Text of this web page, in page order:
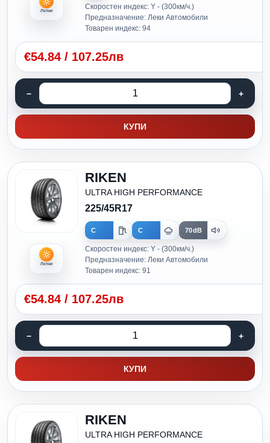
Летни
Скоростен индекс: Y - (300км/ч.)
Предназначение: Леки Автомобили
Товарен индекс: 94
€54.84 / 107.25лв
КУПИ
Летни
RIKEN
ULTRA HIGH PERFORMANCE
225/45R17
C C 70dB
Скоростен индекс: Y - (300км/ч.)
Предназначение: Леки Автомобили
Товарен индекс: 91
€54.84 / 107.25лв
КУПИ
RIKEN
ULTRA HIGH PERFORMANCE